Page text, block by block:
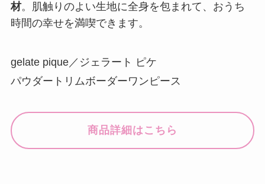
材。肌触りのよい生地に全身を包まれて、おうち
時間の幸せを満喫できます。
gelate pique／ジェラート ピケ
パウダートリムボーダーワンピース
商品詳細はこちら